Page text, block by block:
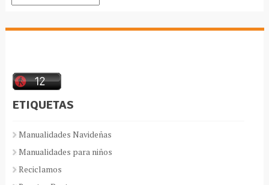
ETIQUETAS
Manualidades Navideñas
Manualidades para niños
Reciclamos